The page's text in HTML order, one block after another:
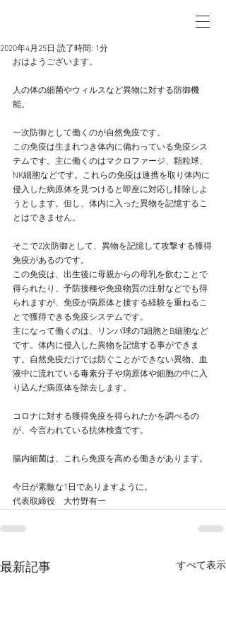
2020年4月25日 読了時間: 1分
おはようございます。
人の体の細菌やウィルスなど異物に対する防御機
能。
一次防御として働くのが自然免疫です。
この免疫は生まれつき体内に備わっている免疫シス
テムです。主に働くのはマクロファージ、顆粒球、
NK細胞などです。これらの免疫は連携を取り体内に
侵入した病原体を見つけると即座に対応し排除しよ
うとします。但し、体内に入った異物を記憶するこ
とはできません。
そこで2次防御として、異物を記憶して攻撃する獲得
免疫があるのです。
この免疫は、出生後に母親からの母乳を飲むことで
得られたり、予防接種や免疫物質の注射などでも得
られますが、免疫が病原体と接する経験を重ねるこ
とで獲得できる免疫システムです。
主になって働くのは、リンパ球のT細胞とB細胞など
です。体内に侵入した異物を記憶する事ができま
す。自然免疫だけでは防ぐことができない異物、血
液中に流れている毒素分子や病原体や細胞の中に入
り込んだ病原体を除去します。
コロナに対する獲得免疫を得られたかを調べるの
が、今言われている抗体検査です。
腸内細菌は、これら免疫を高める働きがあります。
今日が素敵な1日でありますように。
代表取締役　大竹野有一
最新記事 すべて表示